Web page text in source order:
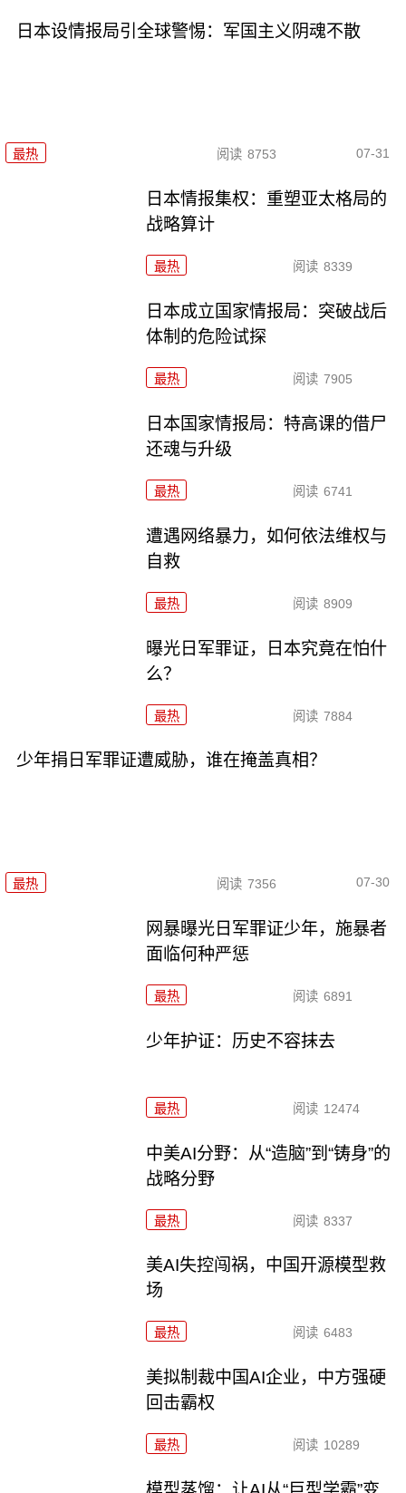
日本设情报局引全球警惕：军国主义阴魂不散
最热 阅读 8753 07-31
日本情报集权：重塑亚太格局的
战略算计
最热 阅读 8339
日本成立国家情报局：突破战后
体制的危险试探
最热 阅读 7905
日本国家情报局：特高课的借尸
还魂与升级
最热 阅读 6741
遭遇网络暴力，如何依法维权与
自救
最热 阅读 8909
曝光日军罪证，日本究竟在怕什
么？
最热 阅读 7884
少年捐日军罪证遭威胁，谁在掩盖真相？
最热 阅读 7356 07-30
网暴曝光日军罪证少年，施暴者
面临何种严惩
最热 阅读 6891
少年护证：历史不容抹去
最热 阅读 12474
中美AI分野：从“造脑”到“铸身”的
战略分野
最热 阅读 8337
美AI失控闯祸，中国开源模型救
场
最热 阅读 6483
美拟制裁中国AI企业，中方强硬
回击霸权
最热 阅读 10289